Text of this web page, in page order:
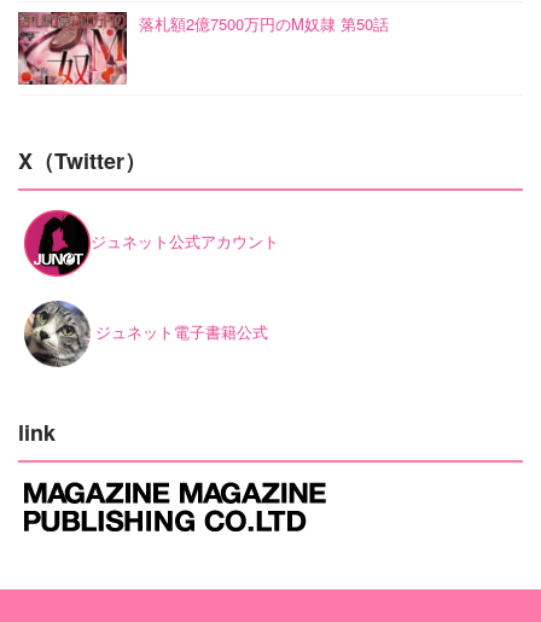
落札額2億7500万円のM奴隷 第50話
X（Twitter）
ジュネット公式アカウント
ジュネット電子書籍公式
link